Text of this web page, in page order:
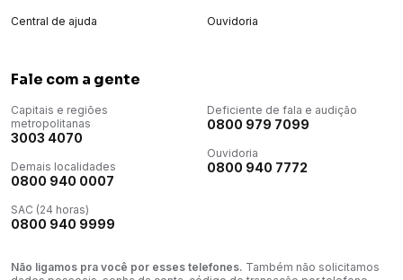
40Hz - 20kHz (-6dB)
> 80dB
Wireless mic spec：
Carrier frequency
2400~2480MHz
<=30M (100'')
50Hz~15KH
Central de ajuda Ouvidoria
Fale com a gente
Capitais e regiões
metropolitanas
3003 4070
Demais localidades
0800 940 0007
SAC (24 horas)
0800 940 9999
Deficiente de fala e audição
0800 979 7099
Ouvidoria
0800 940 7772
Não ligamos pra você por esses telefones. Também não solicitamos